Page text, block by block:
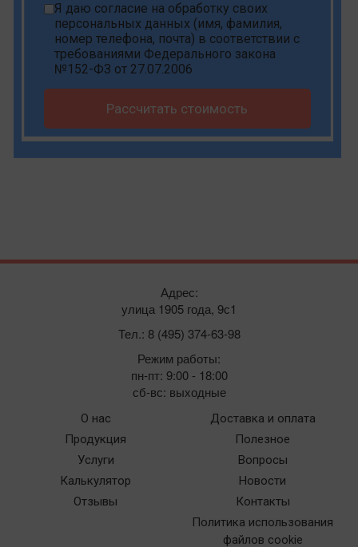
Я даю согласие на обработку своих
персональных данных (имя, фамилия,
номер телефона, почта) в соответствии с
требованиями Федерального закона
№152-ФЗ от 27.07.2006
Рассчитать стоимость
О нас
Продукция
Услуги
Калькулятор
Отзывы
Доставка и оплата
Полезное
Вопросы
Новости
Контакты
Политика использования
файлов cookie
Адрес:
улица 1905 года, 9с1
Тел.: 8 (495) 374-63-98
Режим работы:
пн-пт: 9:00 - 18:00
сб-вс: выходные